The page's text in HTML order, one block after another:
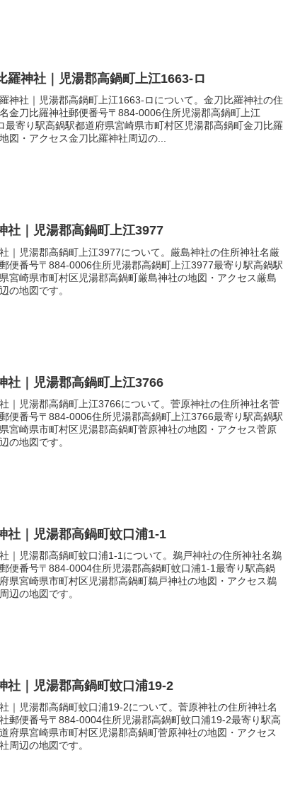
羅神社｜児湯郡高鍋町上江1663-ロ
神社｜児湯郡高鍋町上江1663-ロについて。金刀比羅神社の住
金刀比羅神社郵便番号〒884-0006住所児湯郡高鍋町上江
最寄り駅高鍋駅都道府県宮崎県市町村区児湯郡高鍋町金刀比羅
図・アクセス金刀比羅神社周辺の...
社｜児湯郡高鍋町上江3977
｜児湯郡高鍋町上江3977について。厳島神社の住所神社名厳
便番号〒884-0006住所児湯郡高鍋町上江3977最寄り駅高鍋駅
宮崎県市町村区児湯郡高鍋町厳島神社の地図・アクセス厳島
の地図です。
社｜児湯郡高鍋町上江3766
｜児湯郡高鍋町上江3766について。菅原神社の住所神社名菅
便番号〒884-0006住所児湯郡高鍋町上江3766最寄り駅高鍋駅
宮崎県市町村区児湯郡高鍋町菅原神社の地図・アクセス菅原
の地図です。
社｜児湯郡高鍋町蚊口浦1-1
｜児湯郡高鍋町蚊口浦1-1について。鵜戸神社の住所神社名鵜
便番号〒884-0004住所児湯郡高鍋町蚊口浦1-1最寄り駅高鍋
県宮崎県市町村区児湯郡高鍋町鵜戸神社の地図・アクセス鵜
辺の地図です。
社｜児湯郡高鍋町蚊口浦19-2
｜児湯郡高鍋町蚊口浦19-2について。菅原神社の住所神社名
郵便番号〒884-0004住所児湯郡高鍋町蚊口浦19-2最寄り駅高
府県宮崎県市町村区児湯郡高鍋町菅原神社の地図・アクセス
周辺の地図です。